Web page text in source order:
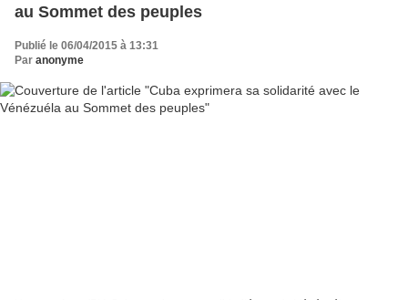
au Sommet des peuples
Publié le 06/04/2015 à 13:31
Par anonyme